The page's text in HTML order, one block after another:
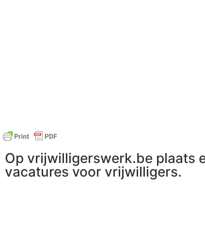
Op vrijwilligerswerk.be plaats
vacatures voor vrijwilligers.